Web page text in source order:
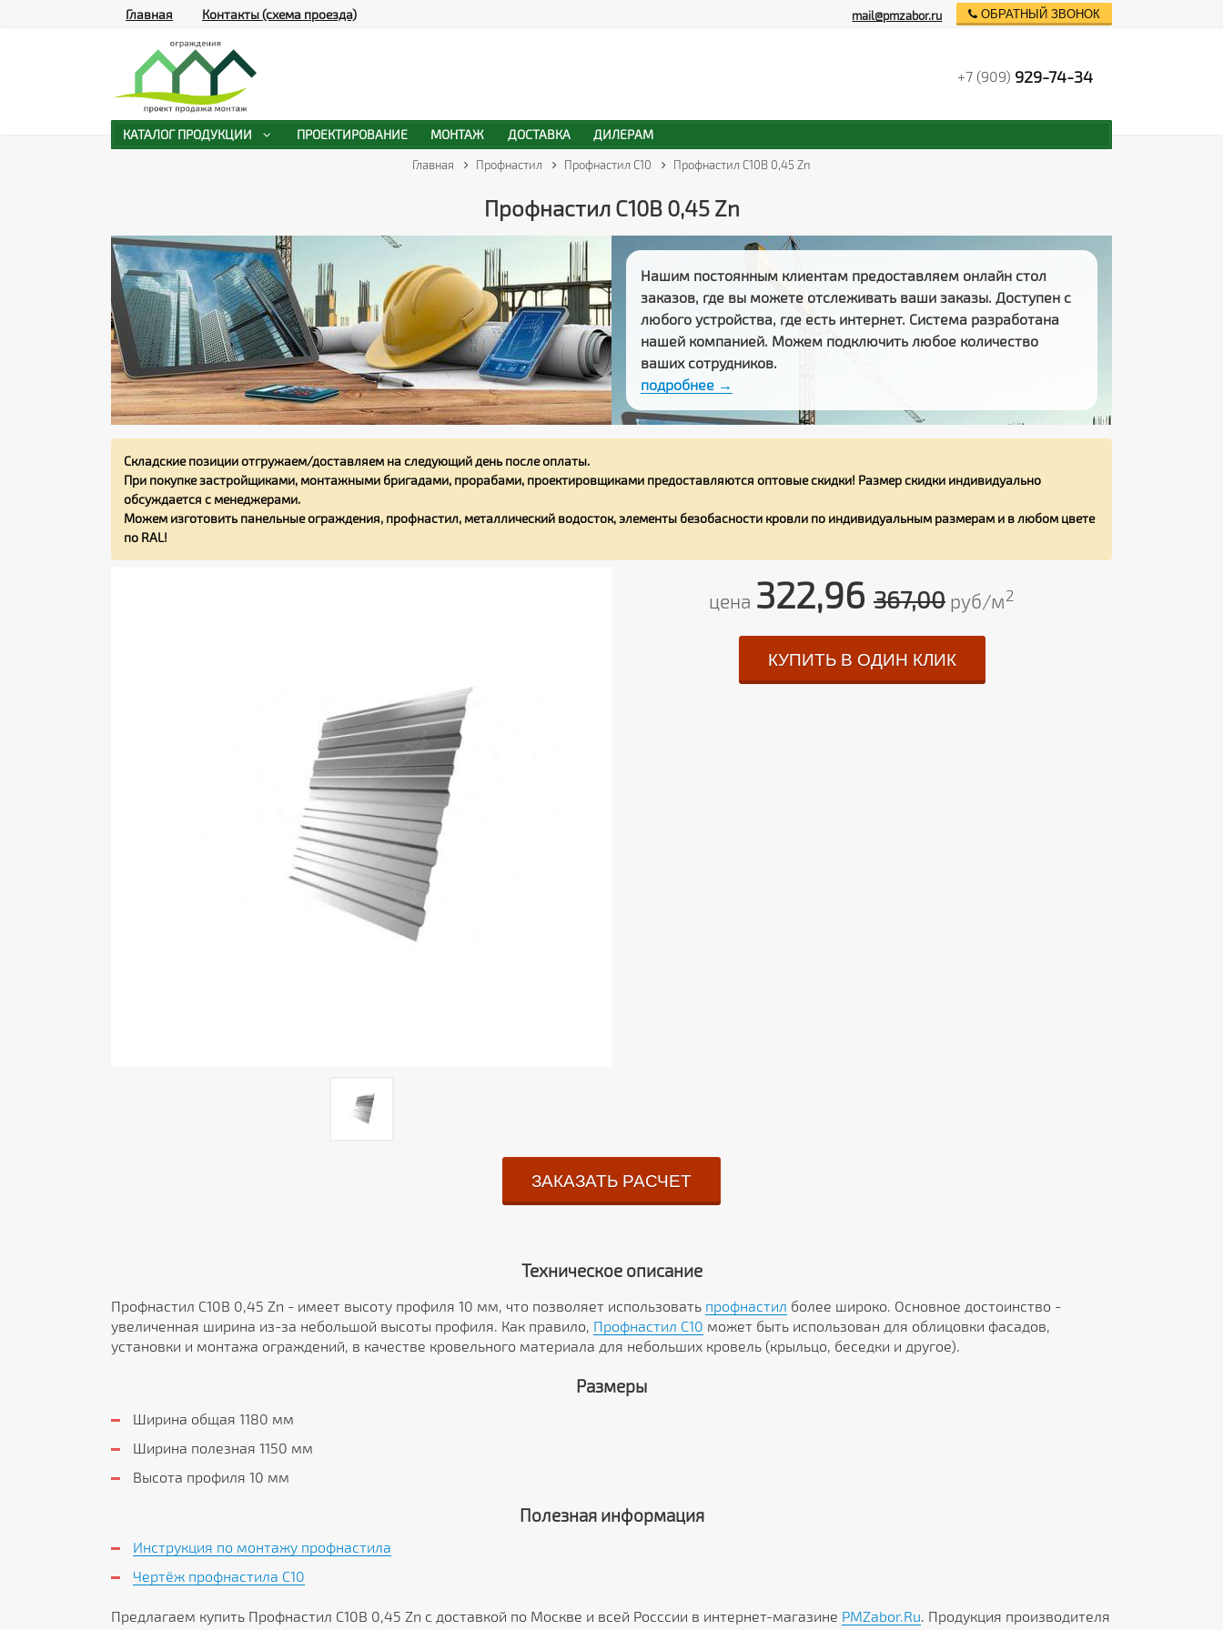
Главная Профнастил Профнастил С10 Профнастил С10В 0,45 Zn
Профнастил С10В 0,45 Zn
Нашим постоянным клиентам предоставляем онлайн стол
заказов, где вы можете отслеживать ваши заказы. Доступен с
любого устройства, где есть интернет. Система разработана
нашей компанией. Можем подключить любое количество
ваших сотрудников.
подробнее →
Складские позиции отгружаем/доставляем на следующий день после оплаты.
При покупке застройщиками, монтажными бригадами, прорабами, проектировщиками предоставляются оптовые скидки! Размер скидки индивидуально
обсуждается с менеджерами.
Можем изготовить панельные ограждения, профнастил, металлический водосток, элементы безобасности кровли по индивидуальным размерам и в любом цвете
по RAL!
цена 322,96 367,00 руб/м2
КУПИТЬ В ОДИН КЛИК
ЗАКАЗАТЬ РАСЧЕТ
Техническое описание
Профнастил С10В 0,45 Zn - имеет высоту профиля 10 мм, что позволяет использовать профнастил более широко. Основное достоинство -
увеличенная ширина из-за небольшой высоты профиля. Как правило, Профнастил C10 может быть использован для облицовки фасадов,
установки и монтажа ограждений, в качестве кровельного материала для небольших кровель (крыльцо, беседки и другое).
Размеры
Ширина общая 1180 мм
Ширина полезная 1150 мм
Высота профиля 10 мм
Полезная информация
Инструкция по монтажу профнастила
Чертёж профнастила C10
Предлагаем купить Профнастил С10В 0,45 Zn с доставкой по Москве и всей Росссии в интернет-магазине PMZabor.Ru. Продукция производителя
Главная Контакты (схема проезда) mail@pmzabor.ru ОБРАТНЫЙ ЗВОНОК
+7 (909) 929-74-34
КАТАЛОГ ПРОДУКЦИИ ПРОЕКТИРОВАНИЕ МОНТАЖ ДОСТАВКА ДИЛЕРАМ